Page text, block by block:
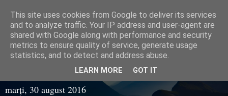
Razvan Juganaru
marți, 30 august 2016
This site uses cookies from Google to deliver its services
and to analyze traffic. Your IP address and user-agent are
shared with Google along with performance and security
metrics to ensure quality of service, generate usage
statistics, and to detect and address abuse.
LEARN MORE GOT IT